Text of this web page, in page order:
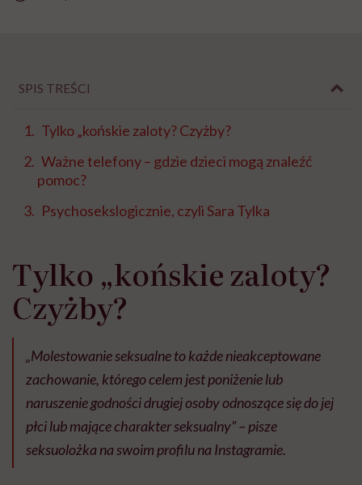
SPIS TREŚCI
Tylko „końskie zaloty? Czyżby?
Ważne telefony – gdzie dzieci mogą znaleźć
pomoc?
Psychosekslogicznie, czyli Sara Tylka
Tylko „końskie zaloty?
Czyżby?
„Molestowanie seksualne to każde nieakceptowane
zachowanie, którego celem jest poniżenie lub
naruszenie godności drugiej osoby odnoszące się do jej
płci lub mające charakter seksualny” – pisze
seksuolożka na swoim profilu na Instagramie.